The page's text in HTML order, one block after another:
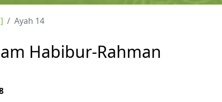
Ayah 14
Habibur-Rahman